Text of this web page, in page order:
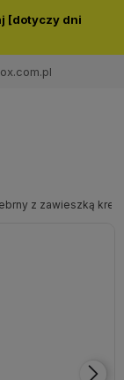
[dotyczy dni
oferty lub
do listy
z zawieszką